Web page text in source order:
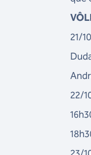
21/10
22/